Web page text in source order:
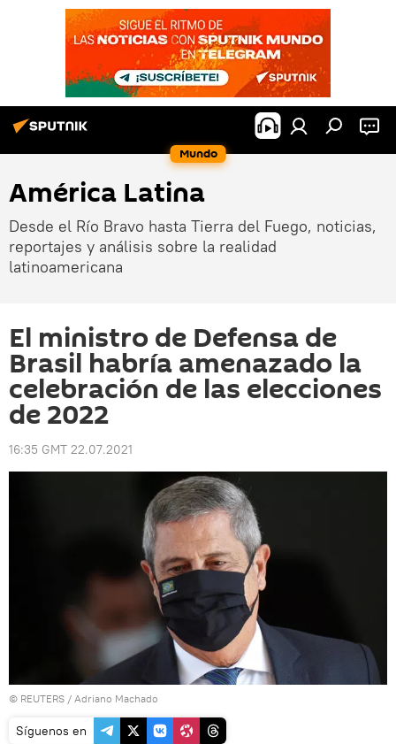
Mundo
América Latina
Desde el Río Bravo hasta Tierra del Fuego, noticias,
reportajes y análisis sobre la realidad
latinoamericana
El ministro de Defensa de
Brasil habría amenazado la
celebración de las elecciones
de 2022
16:35 GMT 22.07.2021
© REUTERS / Adriano Machado
Síguenos en